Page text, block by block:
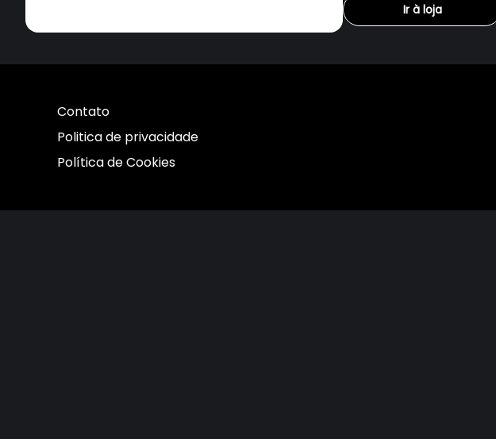
Ir à loja
Contato
Politica de privacidade
Política de Cookies